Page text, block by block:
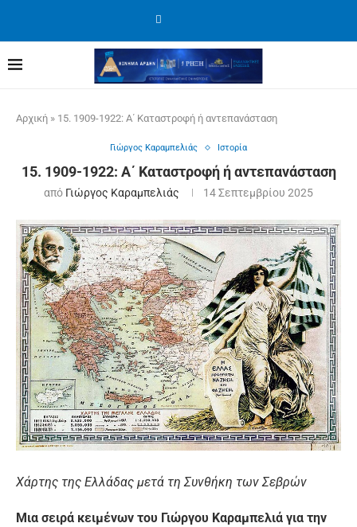
Αρχική » 15. 1909-1922: Α΄ Καταστροφή ή αντεπανάσταση
Γιώργος Καραμπελιάς Ιστορία
15. 1909-1922: Α΄ Καταστροφή ή αντεπανάσταση
από Γιώργος Καραμπελιάς 14 Σεπτεμβρίου 2025
Χάρτης της Ελλάδας μετά τη Συνθήκη των Σεβρών
Μια σειρά κειμένων του Γιώργου Καραμπελιά για την